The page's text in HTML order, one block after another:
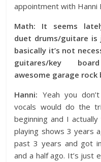
appointment with Hanni
Math: It seems
duet drums/guitare
basically it’s not
guitares/key
awesome garage rock
Hanni: Yeah you
vocals would do the
beginning and I
playing shows 3 years
past 3 years and got
and a half ago. It’s just